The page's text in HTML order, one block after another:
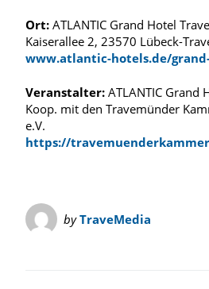
Ort: ATLANTIC Grand Hotel
Kaiserallee 2, 23570 Lübeck-
www.atlantic-hotels.de/
Veranstalter: ATLANTIC Grand
Koop. mit den Travemünder
e.V.
https://
byTraveMedia